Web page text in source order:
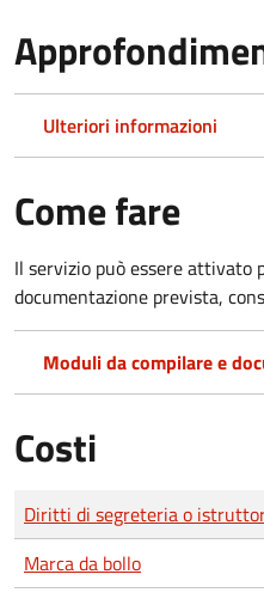
Ulteriori informazioni
Come fare
Il servizio può essere attivato
documentazione prevista,
Moduli da compilare e
Costi
Tipo di pagamento
Importo
Diritti di segreteria o
Marca da bollo